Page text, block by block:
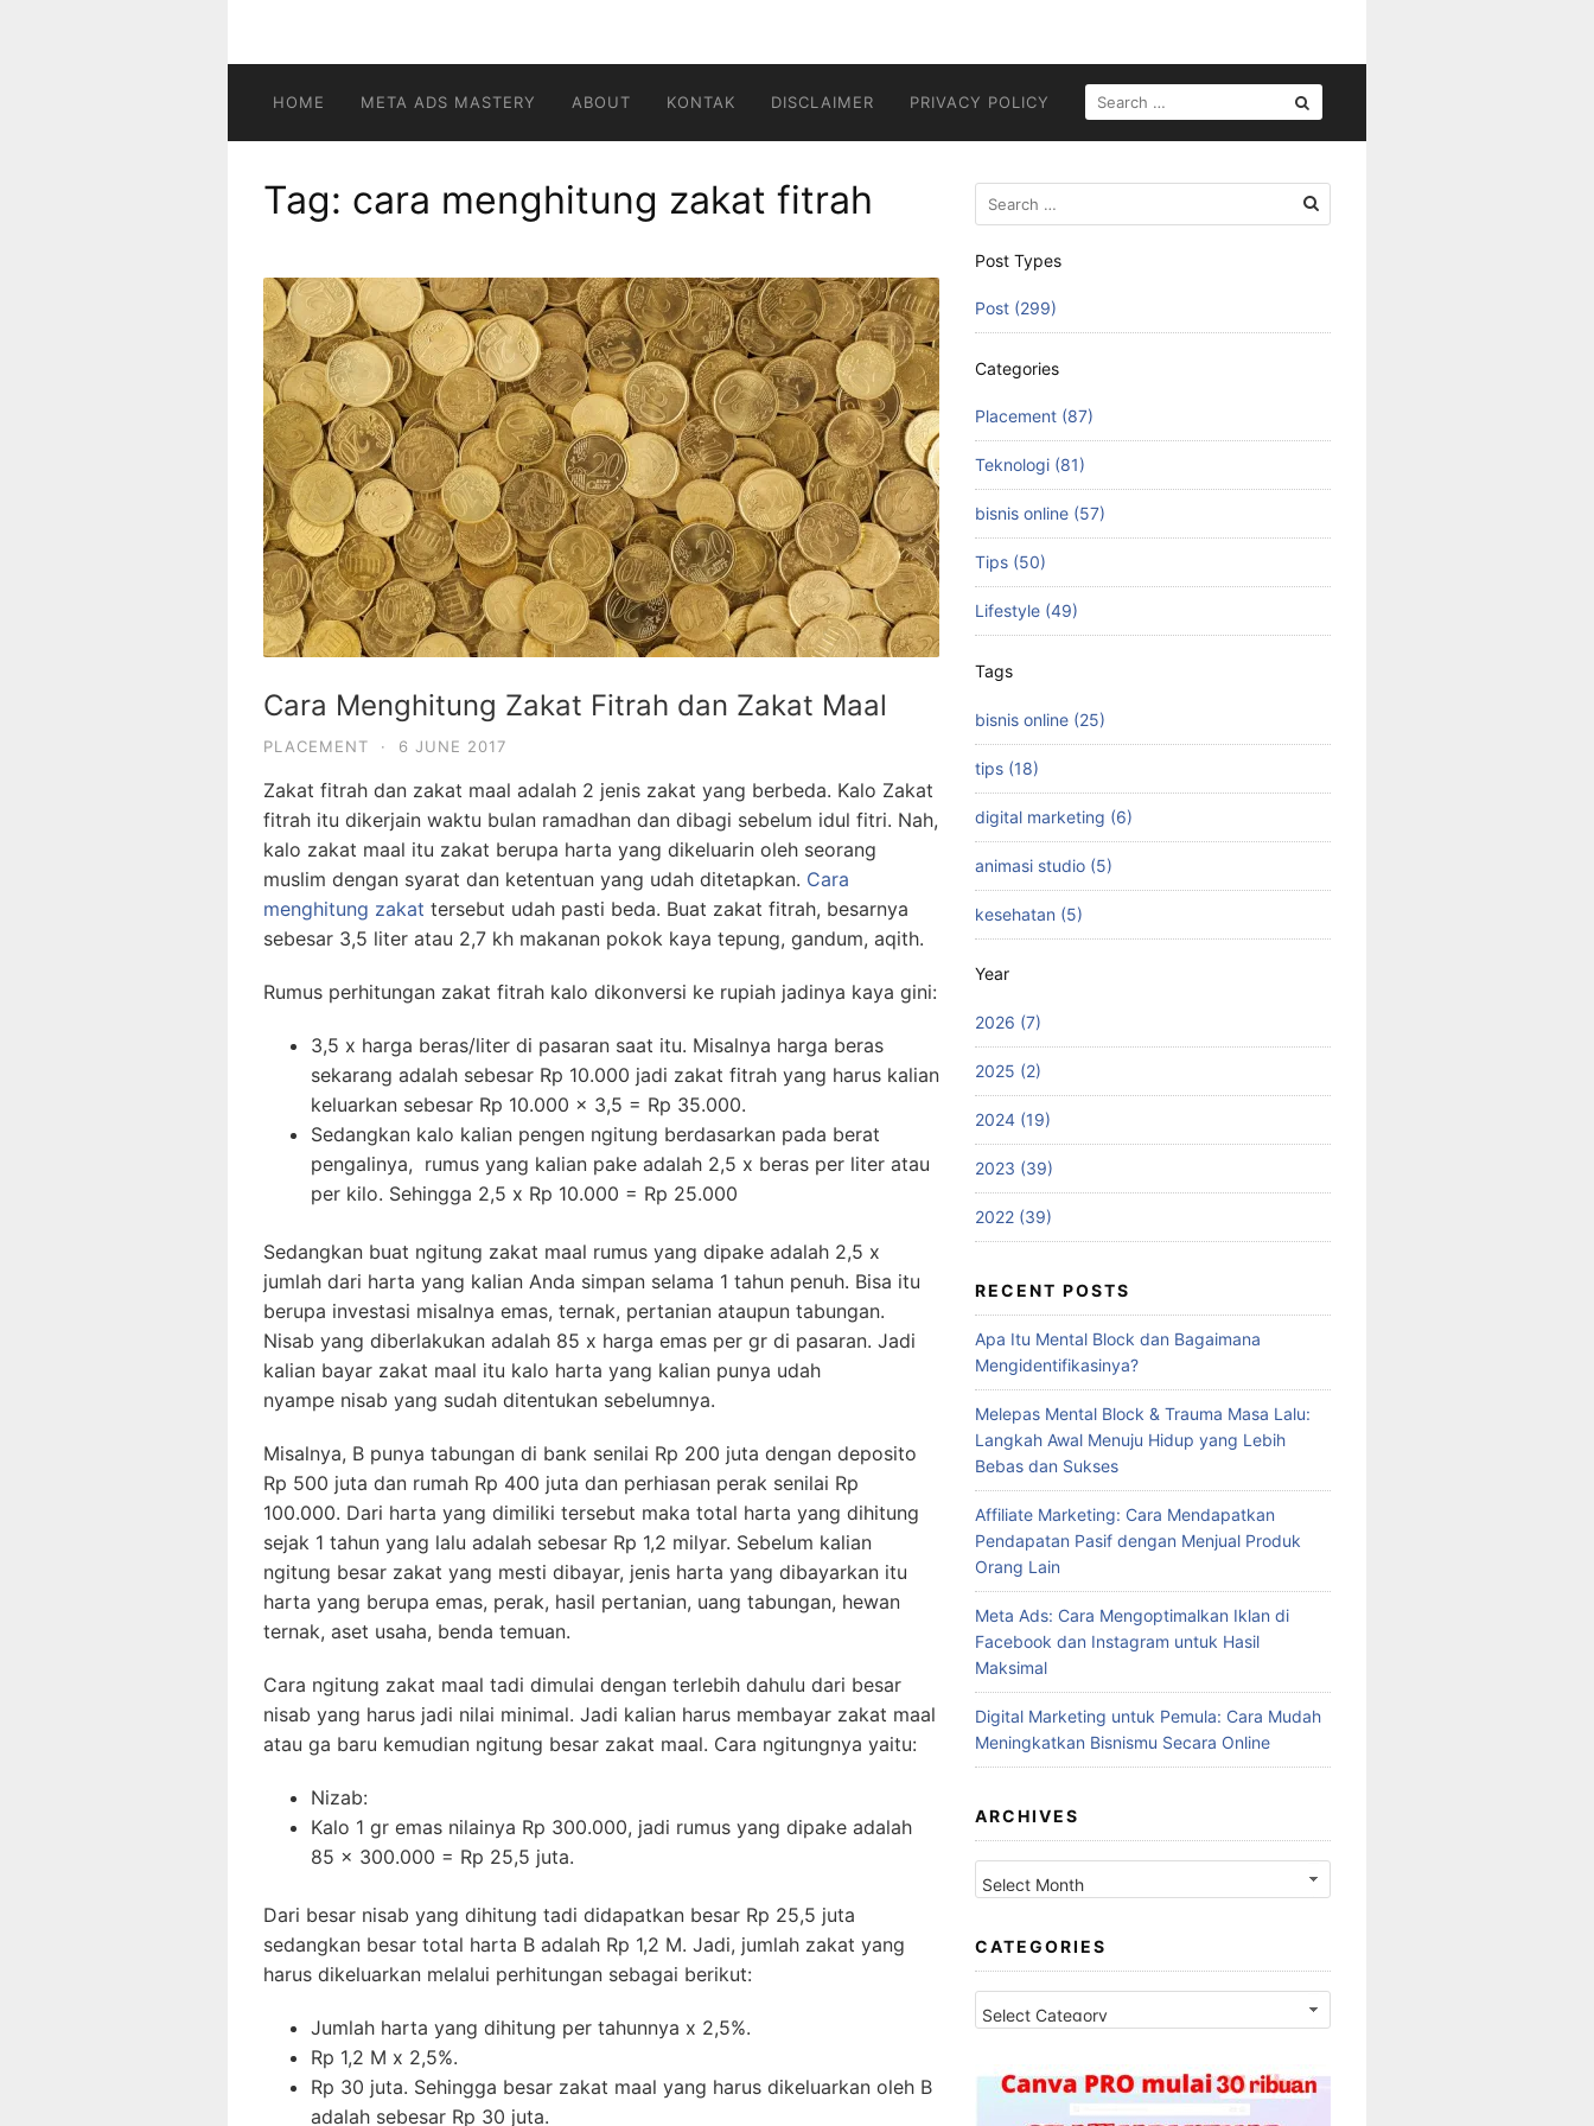
HOME META ADS MASTERY ABOUT KONTAK DISCLAIMER PRIVACY POLICY
FOR:
Tag: cara menghitung zakat fitrah
Cara Menghitung Zakat Fitrah dan Zakat Maal
PLACEMENT · 6 JUNE 2017
Zakat fitrah dan zakat maal adalah 2 jenis zakat yang berbeda. Kalo Zakat
fitrah itu dikerjain waktu bulan ramadhan dan dibagi sebelum idul fitri. Nah,
kalo zakat maal itu zakat berupa harta yang dikeluarin oleh seorang
muslim dengan syarat dan ketentuan yang udah ditetapkan. Cara
menghitung zakat tersebut udah pasti beda. Buat zakat fitrah, besarnya
sebesar 3,5 liter atau 2,7 kh makanan pokok kaya tepung, gandum, aqith.
Rumus perhitungan zakat fitrah kalo dikonversi ke rupiah jadinya kaya gini:
3,5 x harga beras/liter di pasaran saat itu. Misalnya harga beras
sekarang adalah sebesar Rp 10.000 jadi zakat fitrah yang harus kalian
keluarkan sebesar Rp 10.000 x 3,5 = Rp 35.000.
Sedangkan kalo kalian pengen ngitung berdasarkan pada berat
pengalinya, rumus yang kalian pake adalah 2,5 x beras per liter atau
per kilo. Sehingga 2,5 x Rp 10.000 = Rp 25.000
Sedangkan buat ngitung zakat maal rumus yang dipake adalah 2,5 x
jumlah dari harta yang kalian Anda simpan selama 1 tahun penuh. Bisa itu
berupa investasi misalnya emas, ternak, pertanian ataupun tabungan.
Nisab yang diberlakukan adalah 85 x harga emas per gr di pasaran. Jadi
kalian bayar zakat maal itu kalo harta yang kalian punya udah
nyampe nisab yang sudah ditentukan sebelumnya.
Misalnya, B punya tabungan di bank senilai Rp 200 juta dengan deposito
Rp 500 juta dan rumah Rp 400 juta dan perhiasan perak senilai Rp
100.000. Dari harta yang dimiliki tersebut maka total harta yang dihitung
sejak 1 tahun yang lalu adalah sebesar Rp 1,2 milyar. Sebelum kalian
ngitung besar zakat yang mesti dibayar, jenis harta yang dibayarkan itu
harta yang berupa emas, perak, hasil pertanian, uang tabungan, hewan
ternak, aset usaha, benda temuan.
Cara ngitung zakat maal tadi dimulai dengan terlebih dahulu dari besar
nisab yang harus jadi nilai minimal. Jadi kalian harus membayar zakat maal
atau ga baru kemudian ngitung besar zakat maal. Cara ngitungnya yaitu:
Nizab:
Kalo 1 gr emas nilainya Rp 300.000, jadi rumus yang dipake adalah
85 x 300.000 = Rp 25,5 juta.
Dari besar nisab yang dihitung tadi didapatkan besar Rp 25,5 juta
sedangkan besar total harta B adalah Rp 1,2 M. Jadi, jumlah zakat yang
harus dikeluarkan melalui perhitungan sebagai berikut:
Jumlah harta yang dihitung per tahunnya x 2,5%.
Rp 1,2 M x 2,5%.
Rp 30 juta. Sehingga besar zakat maal yang harus dikeluarkan oleh B
adalah sebesar Rp 30 juta.
Search
for:
Post Types
Post (299)
Categories
Placement (87)
Teknologi (81)
bisnis online (57)
Tips (50)
Lifestyle (49)
Tags
bisnis online (25)
tips (18)
digital marketing (6)
animasi studio (5)
kesehatan (5)
Year
2026 (7)
2025 (2)
2024 (19)
2023 (39)
2022 (39)
RECENT POSTS
Apa Itu Mental Block dan Bagaimana
Mengidentifikasinya?
Melepas Mental Block & Trauma Masa Lalu:
Langkah Awal Menuju Hidup yang Lebih
Bebas dan Sukses
Affiliate Marketing: Cara Mendapatkan
Pendapatan Pasif dengan Menjual Produk
Orang Lain
Meta Ads: Cara Mengoptimalkan Iklan di
Facebook dan Instagram untuk Hasil
Maksimal
Digital Marketing untuk Pemula: Cara Mudah
Meningkatkan Bisnismu Secara Online
ARCHIVES
Archives
CATEGORIES
Categories